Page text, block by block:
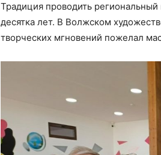
Традиция проводить
десятка лет. В Волжском
творческих мгновений пожелал